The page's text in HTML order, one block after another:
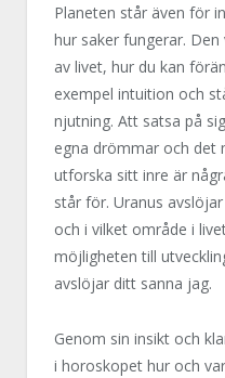
Planeten står även för
hur saker fungerar.
av livet, hur du kan
exempel intuition och
njutning. Att satsa på
egna drömmar och det
utforska sitt inre är
står för. Uranus
och i vilket område i
möjligheten till
avslöjar ditt sanna jag.
Genom sin insikt och
i horoskopet hur och